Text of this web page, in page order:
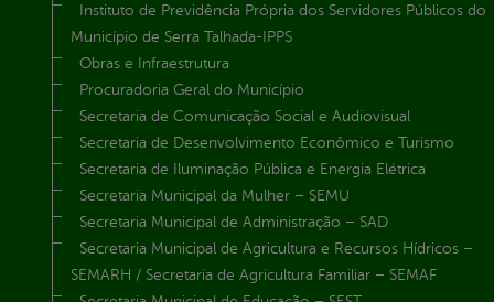
Instituto de Previdência Própria dos Servidores Públicos do
Município de Serra Talhada-IPPS
Obras e Infraestrutura
Procuradoria Geral do Município
Secretaria de Comunicação Social e Audiovisual
Secretaria de Desenvolvimento Econômico e Turismo
Secretaria de Iluminação Pública e Energia Elétrica
Secretaria Municipal da Mulher – SEMU
Secretaria Municipal de Administração – SAD
Secretaria Municipal de Agricultura e Recursos Hídricos –
SEMARH / Secretaria de Agricultura Familiar – SEMAF